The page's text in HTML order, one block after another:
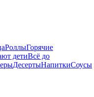
РоллыГорячие
детиВсё до
ДесертыНапиткиСоусы